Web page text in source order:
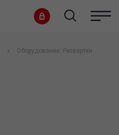
Оборудование: Развертки